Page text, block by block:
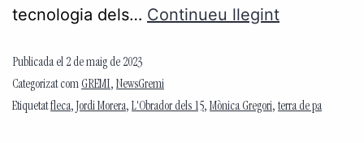
tecnologia dels… Continueu llegint
Publicada el 2 de maig de 2023
Categorizat com GREMI, NewsGremi
Etiquetatfleca, Jordi Morera, L'Obrador dels 15, Mònica Gregori, terra de pa